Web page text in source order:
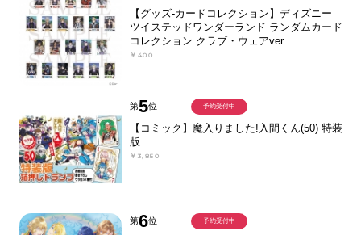
【グッズ-カードコレクション】ディズニー
ツイステッドワンダーランド ランダムカード
コレクション クラブ・ウェアver.
￥400
第5位
【コミック】魔入りました!入間くん(50) 特装
版
￥3,850
予約受付中
第6位 予約受付中